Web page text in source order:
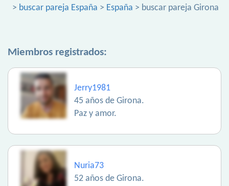
> buscar pareja España > España > buscar pareja Girona
Miembros registrados:
Jerry1981
45 años de Girona.
Paz y amor.
Nuria73
52 años de Girona.